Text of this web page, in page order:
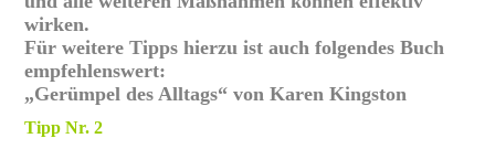
wirken.
Für weitere Tipps hierzu ist auch folgendes Buch
empfehlenswert:
„Gerümpel des Alltags“ von Karen Kingston
Tipp Nr. 2